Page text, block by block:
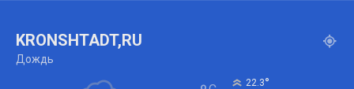
KRONSHTADT,RU
Дождь
22.3°